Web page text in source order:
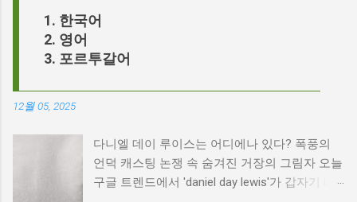
한국어
영어
포르투갈어
12월 05, 2025
다니엘 데이 루이스는 어디에나 있다? 폭풍의
언덕 캐스팅 논쟁 속 숨겨진 거장의 그림자 오늘
구글 트렌드에서 'daniel day lewis'가 갑자기 떠